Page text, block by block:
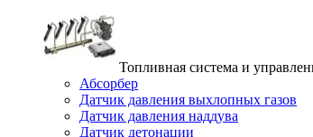
Топливная система и
Абсорбер
Датчик давления выхлопных газов
Датчик давления наддува
Датчик детонации